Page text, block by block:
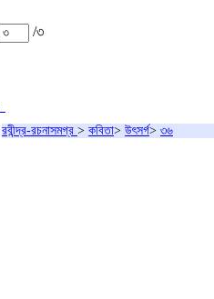
/৩
রবীন্দ্র-রচনাসমগ্র > কবিতা> উৎসর্গ> ৩৬